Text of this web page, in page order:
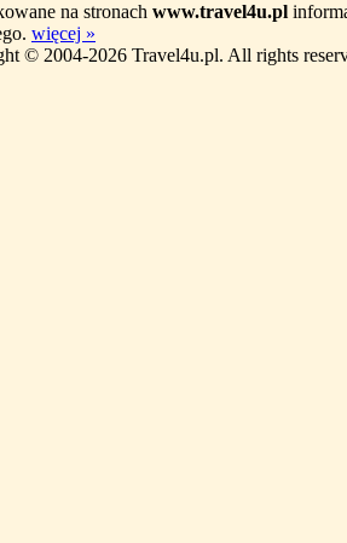
na stronach www.travel4u.pl
więcej »
© 2004-2026 Travel4u.pl. All rights